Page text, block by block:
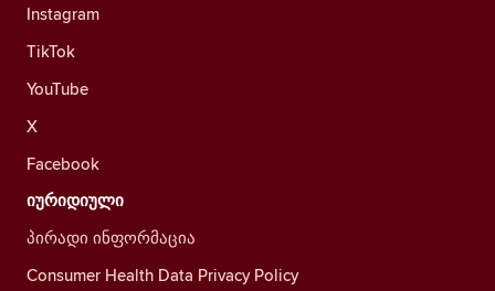
Instagram
TikTok
YouTube
X
Facebook
იურიდიული
პირადი ინფორმაცია
Consumer Health Data Privacy Policy